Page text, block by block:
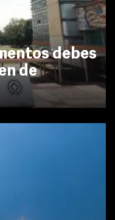
debes
de